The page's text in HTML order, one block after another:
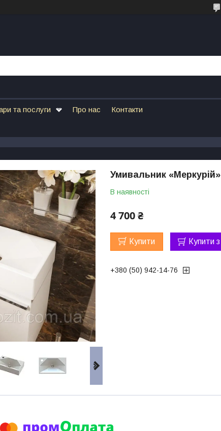
та послуги Про нас Контакти
Умивальник «Меркурій»
В наявності
4 700 ₴
Купити Купити з
+380 (50) 942-14-76